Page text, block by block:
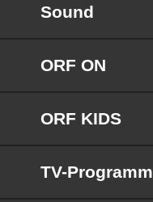
Sound
ORF ON
ORF KIDS
TV-Programm